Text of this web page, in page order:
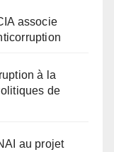
associe
à la
de
au projet